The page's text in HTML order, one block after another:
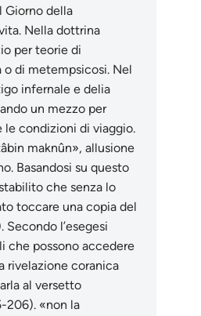
Giorno della
Nella dottrina
per teorie di
o di metempsicosi. Nel
infernale e delia
un mezzo per
le condizioni di viaggio.
maknûn», allusione
Basandosi su questo
che senza lo
toccare una copia del
Secondo l’esegesi
che possono accedere
rivelazione coranica
al versetto
206). «non la